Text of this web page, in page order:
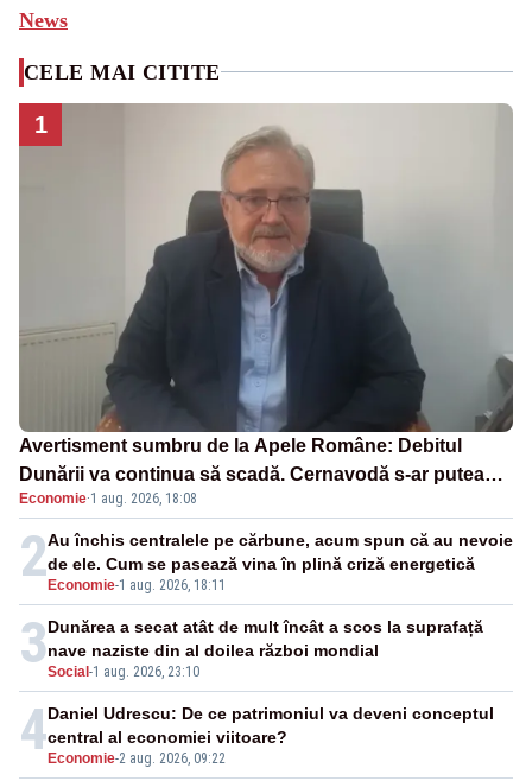
News
CELE MAI CITITE
1
Avertisment sumbru de la Apele Române: Debitul
Dunării va continua să scadă. Cernavodă s-ar putea
închide în 4 zile
Economie·1 aug. 2026, 18:08
2 Economie-1 aug. 2026, 18:11
Au închis centralele pe cărbune, acum spun că au nevoie
de ele. Cum se pasează vina în plină criză energetică
3Social -1 aug. 2026, 23:10
Dunărea a secat atât de mult încât a scos la suprafață
nave naziste din al doilea război mondial
4 Economie-2 aug. 2026, 09:22
Daniel Udrescu: De ce patrimoniul va deveni conceptul
central al economiei viitoare?